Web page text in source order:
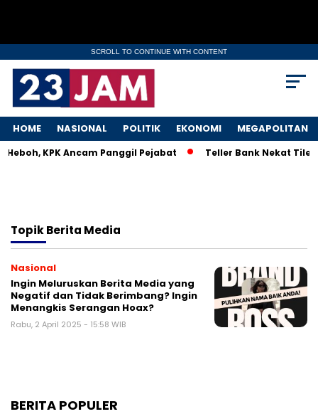
SCROLL TO CONTINUE WITH CONTENT
HOME NASIONAL POLITIK EKONOMI MEGAPOLITAN
KPK Ancam Panggil Pejabat Teller Bank Nekat Tilep
TopikBerita Media
Nasional
Ingin Meluruskan Berita Media yang
Negatif dan Tidak Berimbang? Ingin
Menangkis Serangan Hoax?
Rabu, 2 April 2025 - 15:58 WIB
BERITA POPULER